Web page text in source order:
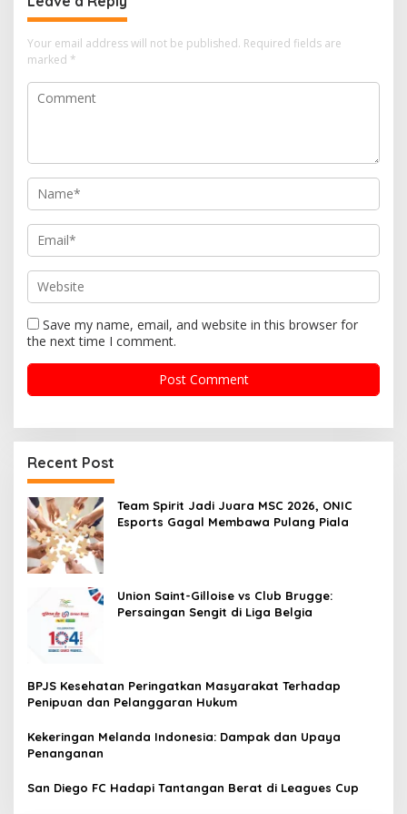
a
v
i
g
i
o
n
Your email address will not be published. Required fields are
marked *
Save my name, email, and website in this browser for
the next time I comment.
Recent Post
Team Spirit Jadi Juara MSC 2026, ONIC
Esports Gagal Membawa Pulang Piala
Union Saint-Gilloise vs Club Brugge:
Persaingan Sengit di Liga Belgia
BPJS Kesehatan Peringatkan Masyarakat Terhadap
Penipuan dan Pelanggaran Hukum
Kekeringan Melanda Indonesia: Dampak dan Upaya
Penanganan
San Diego FC Hadapi Tantangan Berat di Leagues Cup